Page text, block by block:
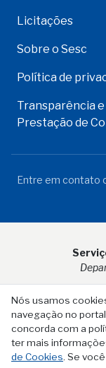
Nós usamos
navegação no
concorda com a
ter mais
de Cookies. Se
Licitações
Sobre o Sesc
Política de
Transparência e
Prestação de
Entre em contato
Rua Visconde do